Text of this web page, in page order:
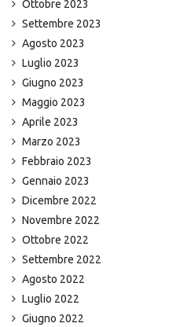
Ottobre 2023
Settembre 2023
Agosto 2023
Luglio 2023
Giugno 2023
Maggio 2023
Aprile 2023
Marzo 2023
Febbraio 2023
Gennaio 2023
Dicembre 2022
Novembre 2022
Ottobre 2022
Settembre 2022
Agosto 2022
Luglio 2022
Giugno 2022